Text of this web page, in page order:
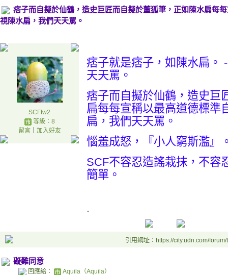
痞子而自擬於仙鶴，造史巨匠而自擬於董狐筆，正如陳水扁每
視陳水扁，我們天天罵。
SCFtw2
等級：8
留言｜ 加入好友
痞子就是痞子，如陳水扁。
天天罵。
痞子而自擬於仙鶴，造史巨
扁每每宣稱以最高道德標準
扁，我們天天罵。
惱羞成怒，『小人窮斯濫』
SCF不容忍造謠栽抹，不容
簡單。
.
引用網址：https://city.udn.com/
礙難同意
回應給： Aquila（Aquila）